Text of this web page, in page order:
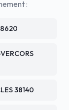
:
38140